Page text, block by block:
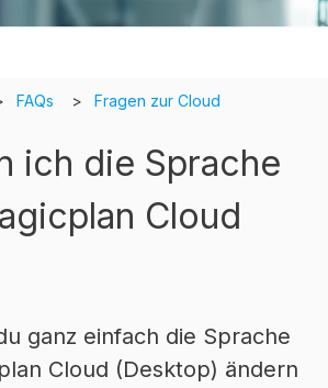
FAQs Fragen zur Cloud
ich die Sprache
Cloud
ganz einfach die Sprache
Cloud (Desktop) ändern